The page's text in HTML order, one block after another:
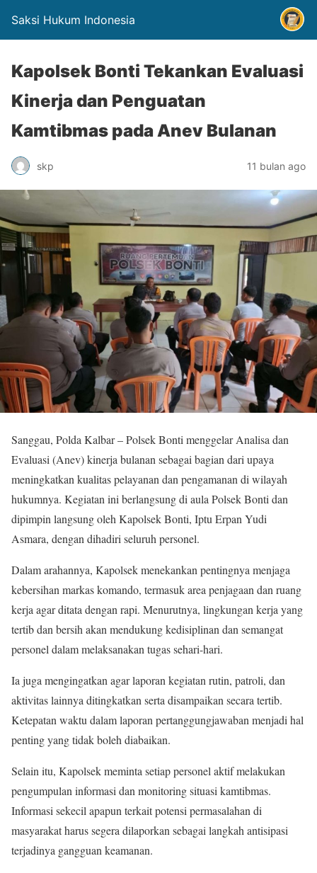
Saksi Hukum Indonesia
Kapolsek Bonti Tekankan Evaluasi
Kinerja dan Penguatan
Kamtibmas pada Anev Bulanan
skp 11 bulan ago
Sanggau, Polda Kalbar – Polsek Bonti menggelar Analisa dan
Evaluasi (Anev) kinerja bulanan sebagai bagian dari upaya
meningkatkan kualitas pelayanan dan pengamanan di wilayah
hukumnya. Kegiatan ini berlangsung di aula Polsek Bonti dan
dipimpin langsung oleh Kapolsek Bonti, Iptu Erpan Yudi
Asmara, dengan dihadiri seluruh personel.
Dalam arahannya, Kapolsek menekankan pentingnya menjaga
kebersihan markas komando, termasuk area penjagaan dan ruang
kerja agar ditata dengan rapi. Menurutnya, lingkungan kerja yang
tertib dan bersih akan mendukung kedisiplinan dan semangat
personel dalam melaksanakan tugas sehari-hari.
Ia juga mengingatkan agar laporan kegiatan rutin, patroli, dan
aktivitas lainnya ditingkatkan serta disampaikan secara tertib.
Ketepatan waktu dalam laporan pertanggungjawaban menjadi hal
penting yang tidak boleh diabaikan.
Selain itu, Kapolsek meminta setiap personel aktif melakukan
pengumpulan informasi dan monitoring situasi kamtibmas.
Informasi sekecil apapun terkait potensi permasalahan di
masyarakat harus segera dilaporkan sebagai langkah antisipasi
terjadinya gangguan keamanan.